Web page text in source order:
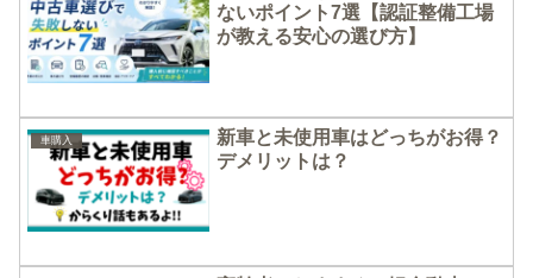
ないポイント7選【認証整備工場
が教える安心の選び方】
車購入
新車と未使用車はどっちがお得？
デメリットは？